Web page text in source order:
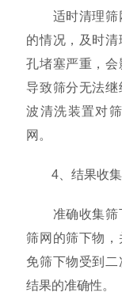
适时清理筛网
的情况，及时
孔堵塞严重，
导致筛分无法
波清洗装置对
网。
4、结果收集
准确收集筛下
筛网的筛下物
免筛下物受到
结果的准确性。